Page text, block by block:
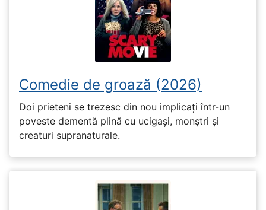
Comedie de groază (2026)
Doi prieteni se trezesc din nou implicați într-un
poveste dementă plină cu ucigași, monștri și
creaturi supranaturale.